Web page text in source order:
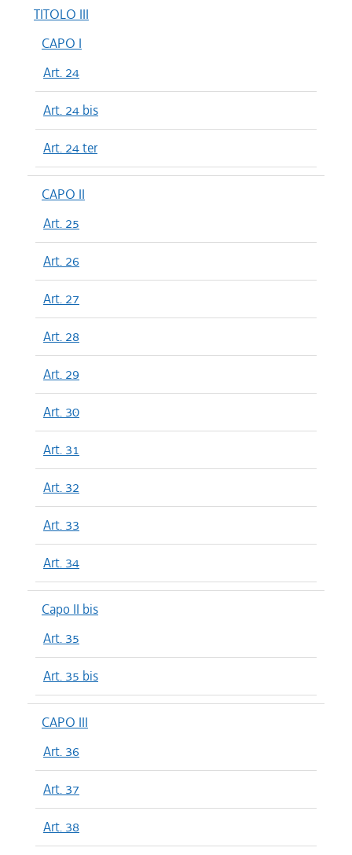
TITOLO III
CAPO I
Art. 24
Art. 24 bis
Art. 24 ter
CAPO II
Art. 25
Art. 26
Art. 27
Art. 28
Art. 29
Art. 30
Art. 31
Art. 32
Art. 33
Art. 34
Capo II bis
Art. 35
Art. 35 bis
CAPO III
Art. 36
Art. 37
Art. 38